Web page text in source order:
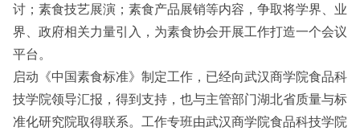
讨；素食技艺展演；素食产品展销等内容，争取将学界、业
界、政府相关力量引入，为素食协会开展工作打造一个会议
平台。
启动《中国素食标准》制定工作，已经向武汉商学院食品科
技学院领导汇报，得到支持，也与主管部门湖北省质量与标
准化研究院取得联系。工作专班由武汉商学院食品科技学院